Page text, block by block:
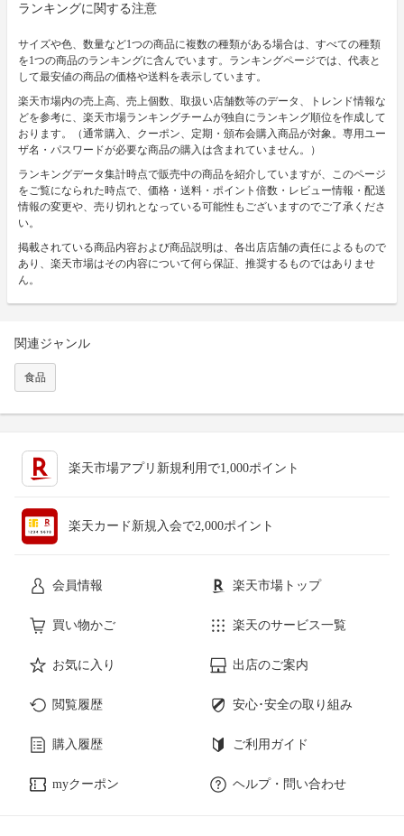
ランキングに関する注意
サイズや色、数量など1つの商品に複数の種類がある場合は、すべての種類
を1つの商品のランキングに含んでいます。ランキングページでは、代表と
して最安値の商品の価格や送料を表示しています。
楽天市場内の売上高、売上個数、取扱い店舗数等のデータ、トレンド情報な
どを参考に、楽天市場ランキングチームが独自にランキング順位を作成して
おります。（通常購入、クーポン、定期・頒布会購入商品が対象。専用ユー
ザ名・パスワードが必要な商品の購入は含まれていません。）
ランキングデータ集計時点で販売中の商品を紹介していますが、このページ
をご覧になられた時点で、価格・送料・ポイント倍数・レビュー情報・配送
情報の変更や、売り切れとなっている可能性もございますのでご了承くださ
い。
掲載されている商品内容および商品説明は、各出店店舗の責任によるもので
あり、楽天市場はその内容について何ら保証、推奨するものではありませ
ん。
関連ジャンル
食品
楽天市場アプリ新規利用で1,000ポイント
楽天カード新規入会で2,000ポイント
会員情報 楽天市場トップ
買い物かご 楽天のサービス一覧
お気に入り 出店のご案内
閲覧履歴 安心･安全の取り組み
購入履歴 ご利用ガイド
myクーポン ヘルプ・問い合わせ